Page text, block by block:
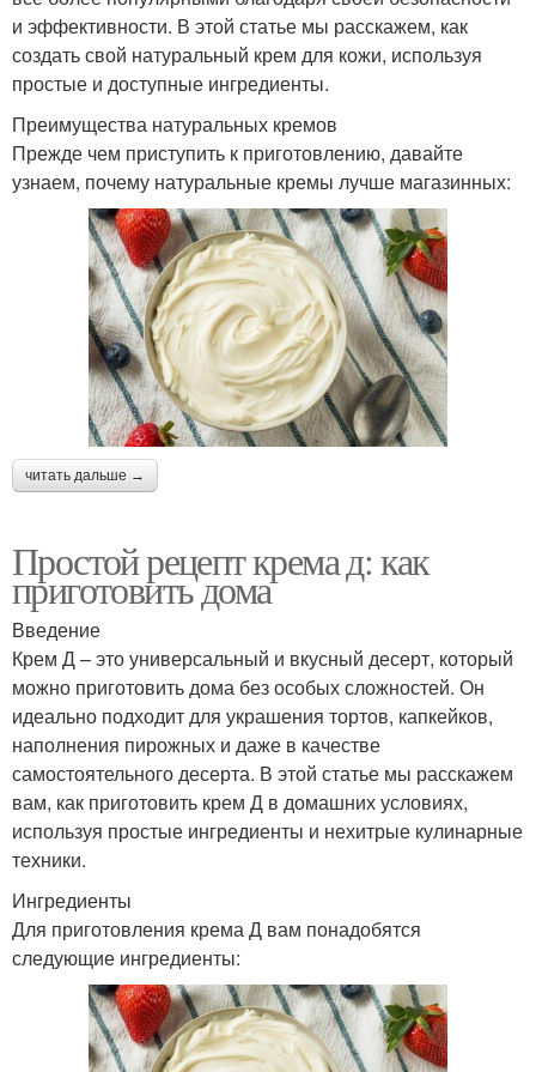
Крем перед
использованием
Стабильный крем
Цветы в домашний
крем
Торт в бокале Крем для бисквита
Детский крем
Руки для торта
и эффективности. В этой статье мы расскажем, как
создать свой натуральный крем для кожи, используя
простые и доступные ингредиенты.
Преимущества натуральных кремов
Прежде чем приступить к приготовлению, давайте
узнаем, почему натуральные кремы лучше магазинных:
читать дальше →
Простой рецепт крема д: как
приготовить дома
Введение
Крем Д – это универсальный и вкусный десерт, который
можно приготовить дома без особых сложностей. Он
идеально подходит для украшения тортов, капкейков,
наполнения пирожных и даже в качестве
самостоятельного десерта. В этой статье мы расскажем
вам, как приготовить крем Д в домашних условиях,
используя простые ингредиенты и нехитрые кулинарные
техники.
Ингредиенты
Для приготовления крема Д вам понадобятся
следующие ингредиенты: